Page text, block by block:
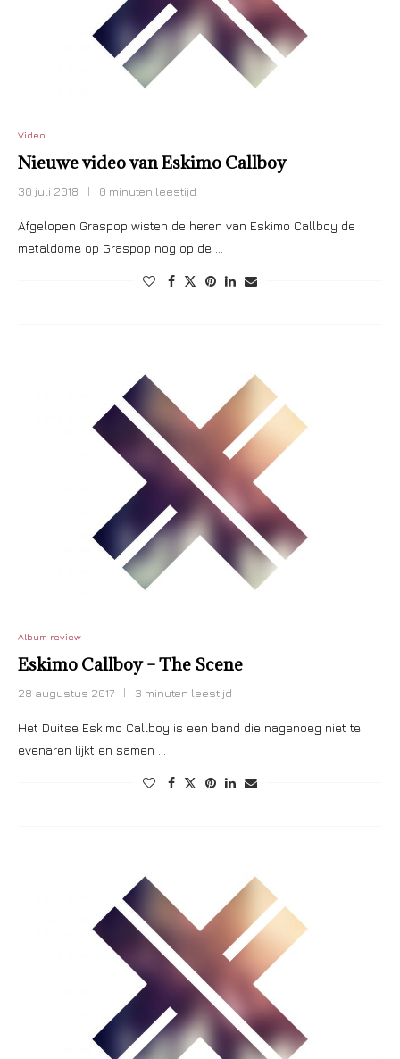
Video
Nieuwe video van Eskimo Callboy
30 juli 2018 0 minuten leestijd
Afgelopen Graspop wisten de heren van Eskimo Callboy de
metaldome op Graspop nog op de …
Album review
Eskimo Callboy – The Scene
28 augustus 2017 3 minuten leestijd
Het Duitse Eskimo Callboy is een band die nagenoeg niet te
evenaren lijkt en samen …